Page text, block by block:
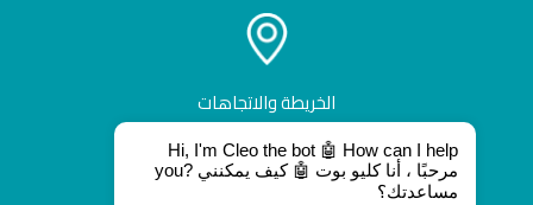
الخريطة والاتجاهات
Hi, I'm Cleo the bot 🤖 How can I help
you? مرحبًا ، أنا كليو بوت 🤖 كيف يمكنني
مساعدتك؟